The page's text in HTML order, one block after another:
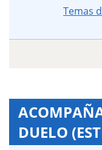
Temas
DUELO